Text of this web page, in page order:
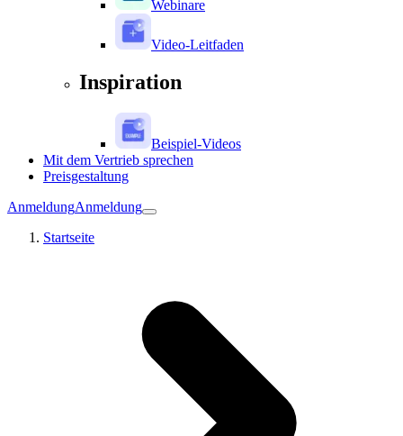
Webinare
Video-Leitfaden
Inspiration
Beispiel-Videos
Mit dem Vertrieb sprechen
Preisgestaltung
AnmeldungAnmeldung
Startseite